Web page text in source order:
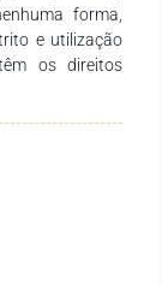
fotoassistida
com
Nos ensaios
se que as
tratadas por
forma,
e utilização
os direitos